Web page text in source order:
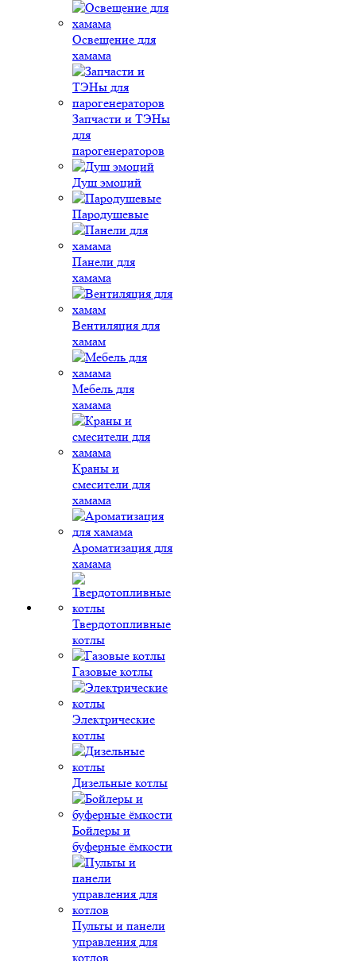
Освещение для
хамама
Запчасти и ТЭНы
для
парогенераторов
Душ эмоций
Пародушевые
Панели для
хамама
Вентиляция для
хамам
Мебель для
хамама
Краны и
смесители для
хамама
Ароматизация для
хамама
Твердотопливные
котлы
Газовые котлы
Электрические
котлы
Дизельные котлы
Бойлеры и
буферные ёмкости
Пульты и панели
управления для
котлов